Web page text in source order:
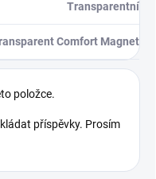
Transparentní
Comfort Magnet
položce.
příspěvky. Prosím